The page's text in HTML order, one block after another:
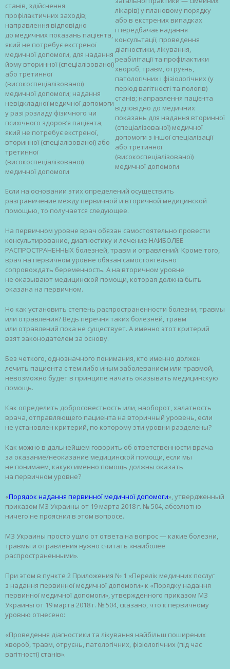
станів, здійснення
профілактичних заходів;
направлення відповідно
до медичних показань пацієнта,
який не потребує екстреної
медичної допомоги, для надання
йому вторинної (спеціалізованої)
або третинної
(високоспеціалізованої)
медичної допомоги; надання
невідкладної медичної допомоги
у разі розладу фізичного чи
психічного здоров’я пацієнта,
який не потребує екстреної,
вторинної (спеціалізованої) або
третинної
(високоспеціалізованої)
медичної допомоги
лікарів) у плановому порядку
або в екстрених випадках
і передбачає надання
консультації, проведення
діагностики, лікування,
реабілітації та профілактики
хвороб, травм, отруєнь,
патологічних і фізіологічних (у
період вагітності та пологів)
станів; направлення пацієнта
відповідно до медичних
показань для надання вторинної
(спеціалізованої) медичної
допомоги з іншої спеціалізації
або третинної
(високоспеціалізованої)
медичної допомоги
Если на основании этих определений осуществить
разграничение между первичной и вторичной медицинской
помощью, то получается следующее.
На первичном уровне врач обязан самостоятельно провести
консультирование, диагностику и лечение НАИБОЛЕЕ
РАСПРОСТРАНЕННЫХ болезней, травм и отравлений. Кроме того,
врач на первичном уровне обязан самостоятельно
сопровождать беременность. А на вторичном уровне
не оказывают медицинской помощи, которая должна быть
оказана на первичном.
Но как установить степень распространенности болезни, травмы
или отравления? Ведь перечня таких болезней, травм
или отравлений пока не существует. А именно этот критерий
взят законодателем за основу.
Без четкого, однозначного понимания, кто именно должен
лечить пациента с тем либо иным заболеванием или травмой,
невозможно будет в принципе начать оказывать медицинскую
помощь.
Как определить добросовестность или, наоборот, халатность
врача, отправляющего пациента на вторичный уровень, если
не установлен критерий, по которому эти уровни разделены?
Как можно в дальнейшем говорить об ответственности врача
за оказание/неоказание медицинской помощи, если мы
не понимаем, какую именно помощь должны оказать
на первичном уровне?
«Порядок надання первинної медичної допомоги», утвердженный
приказом МЗ Украины от 19 марта 2018 г. № 504, абсолютно
ничего не прояснил в этом вопросе.
МЗ Украины просто ушло от ответа на вопрос — какие болезни,
травмы и отравления нужно считать «наиболее
распространенными».
При этом в пункте 2 Приложения № 1 «Перелік медичних послуг
з надання первинної медичної допомоги» к «Порядку надання
первинної медичної допомоги», утвержденного приказом МЗ
Украины от 19 марта 2018 г. № 504, сказано, что к первичному
уровню отнесено:
«Проведення діагностики та лікування найбільш поширених
хвороб, травм, отруєнь, патологічних, фізіологічних (під час
вагітності) станів».